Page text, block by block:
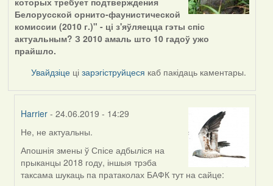
Белорусской орнито-фаунистической
комиссии (2010 г.)" - ці з'яўляецца гэты спіс
актуальным? З 2010 амаль што 10 гадоў ужо
прайшло.
Увайдзіце цізарэгіструйцеся каб пакідаць каментары.
Harrier - 24.06.2019 - 14:29
In
reply
to
by
Не, не актуальны.
Апошнія змены ў Спісе адбыліся на
прыканцы 2018 году, іншыя трэба
таксама шукаць па пратаколах БАФК тут на сайце: